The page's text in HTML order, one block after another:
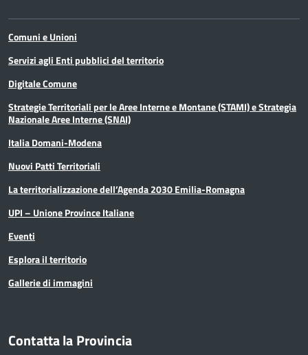
Comuni e Unioni
Servizi agli Enti pubblici del territorio
Digitale Comune
Strategie Territoriali per le Aree Interne e Montane (STAMI) e Strategia
Nazionale Aree Interne (SNAI)
Italia Domani-Modena
Nuovi Patti Territoriali
La territorializzazione dell’Agenda 2030 Emilia-Romagna
UPI – Unione Province Italiane
Eventi
Esplora il territorio
Gallerie di immagini
Contatta la Provincia